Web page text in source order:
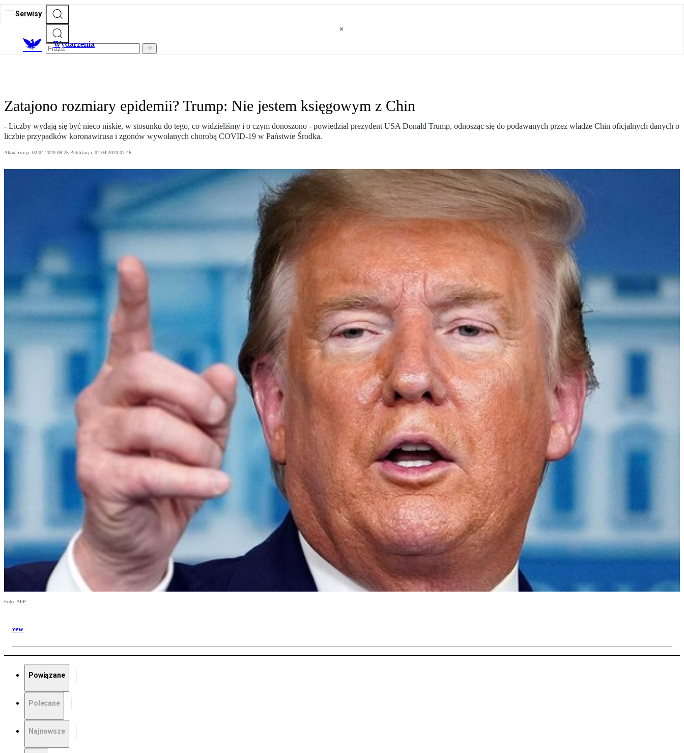
Serwisy
Wydarzenia
Zatajono rozmiary epidemii? Trump: Nie jestem księgowym z Chin
- Liczby wydają się być nieco niskie, w stosunku do tego, co widzieliśmy i o czym donoszono - powiedział prezydent USA Donald Trump, odnosząc się do podawanych przez władze Chin oficjalnych danych o
liczbie przypadków koronawirusa i zgonów wywołanych chorobą COVID-19 w Państwie Środka.
Aktualizacja: 02.04.2020 08:25 Publikacja: 02.04.2020 07:46
Foto: AFP
zew
Powiązane
Polecane
Najnowsze